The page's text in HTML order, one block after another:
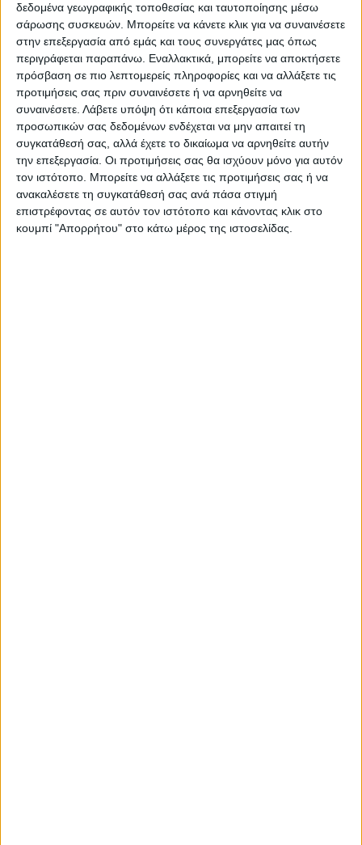
δεδομένα γεωγραφικής τοποθεσίας και ταυτοποίησης μέσω
σάρωσης συσκευών. Μπορείτε να κάνετε κλικ για να συναινέσετε
στην επεξεργασία από εμάς και τους συνεργάτες μας όπως
περιγράφεται παραπάνω. Εναλλακτικά, μπορείτε να αποκτήσετε
πρόσβαση σε πιο λεπτομερείς πληροφορίες και να αλλάξετε τις
προτιμήσεις σας πριν συναινέσετε ή να αρνηθείτε να
συναινέσετε. Λάβετε υπόψη ότι κάποια επεξεργασία των
προσωπικών σας δεδομένων ενδέχεται να μην απαιτεί τη
συγκατάθεσή σας, αλλά έχετε το δικαίωμα να αρνηθείτε αυτήν
την επεξεργασία. Οι προτιμήσεις σας θα ισχύουν μόνο για αυτόν
τον ιστότοπο. Μπορείτε να αλλάξετε τις προτιμήσεις σας ή να
ανακαλέσετε τη συγκατάθεσή σας ανά πάσα στιγμή
επιστρέφοντας σε αυτόν τον ιστότοπο και κάνοντας κλικ στο
κουμπί "Απορρήτου" στο κάτω μέρος της ιστοσελίδας.
ΝΕΟΣ ΑΓΩΝ
https://neosagon.gr
Η Αρχαιότερη Καθημερινή Πρωινή Εφημερίδα της Καρδίτσας
ΠΑΡΟΜΟΙΑ ΑΡΘΡΑ